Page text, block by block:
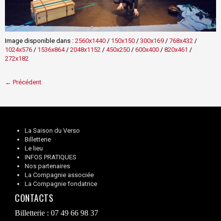
Image disponible dans : 2560x1440 / 150x150 / 300x169 / 768x432 /
1024x576 / 1536x864/ 2048x1152 / 450x250 / 600x400 / 820x461 /
272x182
← Précédent
La Saison du Verso
Billetterie
Le lieu
INFOS PRATIQUES
Nos partenaires
La Compagnie associée
La Compagnie fondatrice
CONTACTS
Billetterie : 07 49 66 98 37